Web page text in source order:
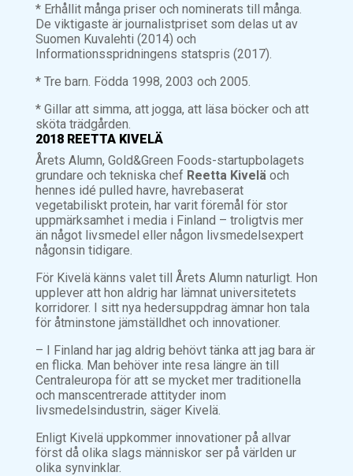
* Erhållit många priser och nominerats till många.
De viktigaste är journalistpriset som delas ut av
Suomen Kuvalehti (2014) och
Informationsspridningens statspris (2017).
* Tre barn. Födda 1998, 2003 och 2005.
* Gillar att simma, att jogga, att läsa böcker och att
sköta trädgården.
2018 REETTA KIVELÄ
Årets Alumn, Gold&Green Foods-startupbolagets
grundare och tekniska chef Reetta Kiveläoch
hennes idé pulled havre, havrebaserat
vegetabiliskt protein, har varit föremål för stor
uppmärksamhet i media i Finland – troligtvis mer
än något livsmedel eller någon livsmedelsexpert
någonsin tidigare.
För Kivelä känns valet till Årets Alumn naturligt. Hon
upplever att hon aldrig har lämnat universitetets
korridorer. I sitt nya hedersuppdrag ämnar hon tala
för åtminstone jämställdhet och innovationer.
– I Finland har jag aldrig behövt tänka att jag bara är
en flicka. Man behöver inte resa längre än till
Centraleuropa för att se mycket mer traditionella
och manscentrerade attityder inom
livsmedelsindustrin, säger Kivelä.
Enligt Kivelä uppkommer innovationer på allvar
först då olika slags människor ser på världen ur
olika synvinklar.